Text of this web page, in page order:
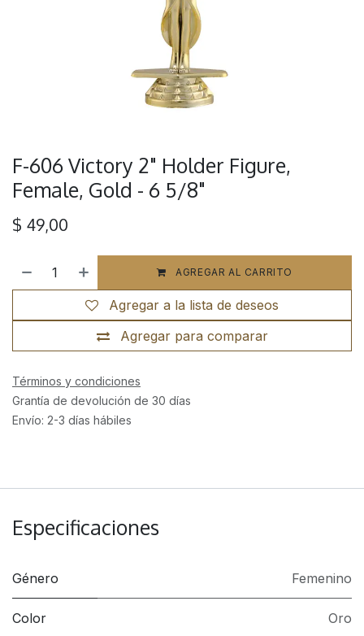
F-606 Victory 2" Holder Figure,
Female, Gold - 6 5/8"
$ 49,00
AGREGAR AL CARRITO
Agregar para comparar
Agregar a la lista de deseos
Términos y condiciones
Grantía de devolución de 30 días
Envío: 2-3 días hábiles
Especificaciones
Género Femenino
Color Oro